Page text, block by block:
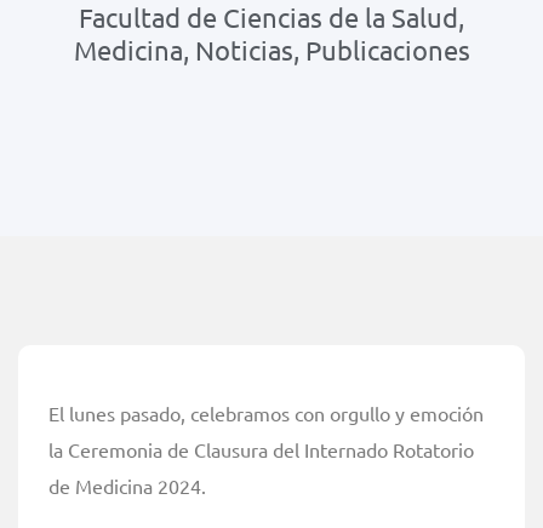
Facultad de Ciencias de la Salud,
Medicina, Noticias, Publicaciones
El lunes pasado, celebramos con orgullo y emoción
la Ceremonia de Clausura del Internado Rotatorio
de Medicina 2024.